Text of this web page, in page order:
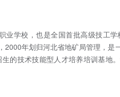
学校，也是全国首批高级技工
年划归河北省地矿局管理，是
的技术技能型人才培养培训基地